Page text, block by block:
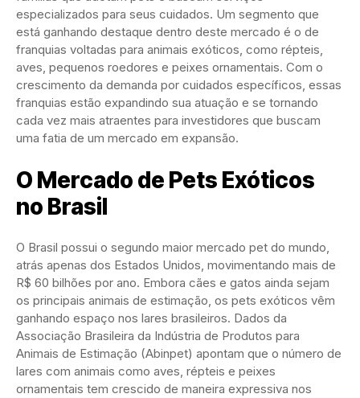
especializados para seus cuidados. Um segmento que
está ganhando destaque dentro deste mercado é o de
franquias voltadas para animais exóticos, como répteis,
aves, pequenos roedores e peixes ornamentais. Com o
crescimento da demanda por cuidados específicos, essas
franquias estão expandindo sua atuação e se tornando
cada vez mais atraentes para investidores que buscam
uma fatia de um mercado em expansão.
O Mercado de Pets Exóticos
no Brasil
O Brasil possui o segundo maior mercado pet do mundo,
atrás apenas dos Estados Unidos, movimentando mais de
R$ 60 bilhões por ano. Embora cães e gatos ainda sejam
os principais animais de estimação, os pets exóticos vêm
ganhando espaço nos lares brasileiros. Dados da
Associação Brasileira da Indústria de Produtos para
Animais de Estimação (Abinpet) apontam que o número de
lares com animais como aves, répteis e peixes
ornamentais tem crescido de maneira expressiva nos